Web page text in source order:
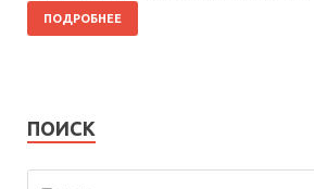
ПОДРОБНЕЕ
ПОИСК